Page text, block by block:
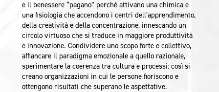
e il benessere “pagano” perché attivano una chimica e
una fisiologia che accendono i centri dell’apprendimento,
della creatività e della concentrazione, innescando un
circolo virtuoso che si traduce in maggiore produttività
e innovazione. Condividere uno scopo forte e collettivo,
affiancare il paradigma emozionale a quello razionale,
sperimentare la coerenza tra cultura e processi: così si
creano organizzazioni in cui le persone fioriscono e
ottengono risultati che superano le aspettative.